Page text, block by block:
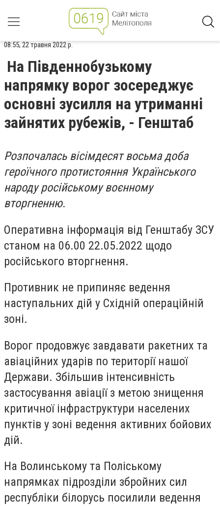
08:55, 22 травня 2022 р.
На Південнобузькому
напрямку ворог зосереджує
основні зусилля на утриманні
зайнятих рубежів, - Генштаб
Розпочалась вісімдесят восьма доба
героїчного протистояння Українського
народу російському воєнному
вторгненню.
Оперативна інформація від Генштабу ЗСУ
станом на 06.00 22.05.2022 щодо
російського вторгнення.
Противник не припиняє ведення
наступальних дій у Східній операційній
зоні.
Ворог продовжує завдавати ракетних та
авіаційних ударів по території нашої
Держави. Збільшив інтенсивність
застосування авіації з метою знищення
критичної інфраструктури населених
пунктів у зоні ведення активних бойових
дій.
На Волинському та Поліському
напрямках підрозділи збройних сил
республіки білорусь посилили ведення